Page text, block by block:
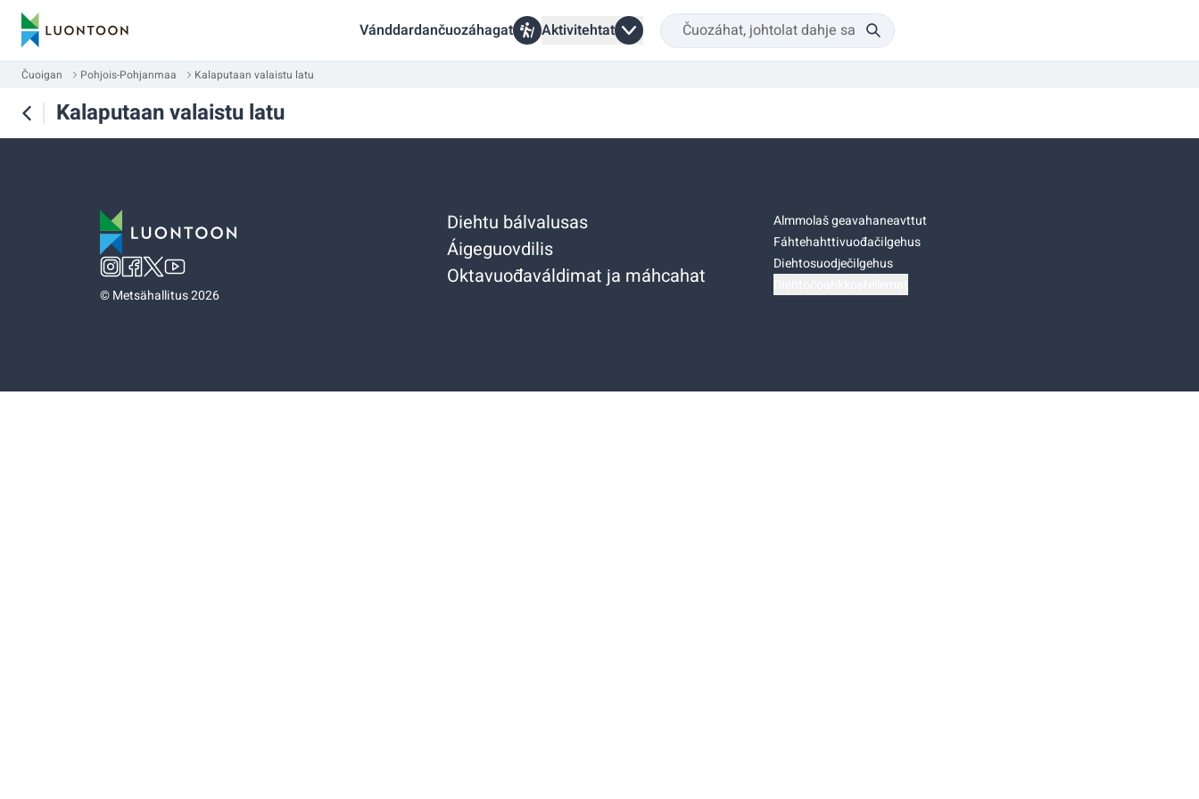
Vánddardančuozáhagat Aktivitehtat
Čuoigan Pohjois-Pohjanmaa Kalaputaan valaistu latu
Kalaputaan valaistu latu
©Metsähallitus 2026
Diehtu bálvalusas
Áigeguovdilis
Oktavuođaváldimat ja máhcahat
Almmolaš geavahaneavttut
Fáhtehahttivuođačilgehus
Diehtosuodječilgehus